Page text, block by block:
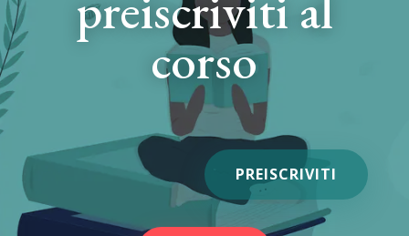
corso
PREISCRIVITI